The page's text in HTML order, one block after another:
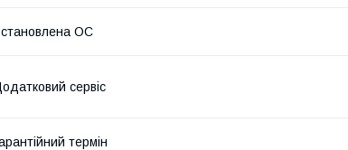
ОС
сервіс
термін